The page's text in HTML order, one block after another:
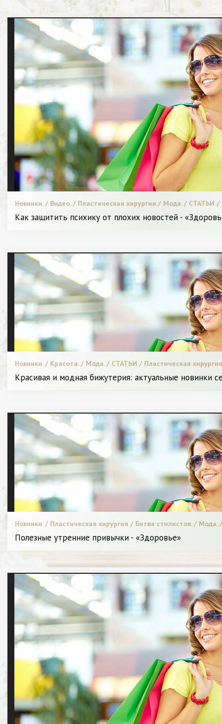
Новинки. / Видео. / Пластическая хирургия / Мода. / СТАТЬИ
носить. / Высокая мода. / Диета и питание. / Я Женщина -
Как защитить психику от плохих новостей -
Новинки. / Красота. / Мода. / СТАТЬИ / Пластическая
Красивая и модная бижутерия: актуальные новинки
Новинки. / Пластическая хирургия / Битва стилистов. /
и питание. / С чем носить. / Я Женщина - Разное
Полезные утренние привычки - «Здоровье»